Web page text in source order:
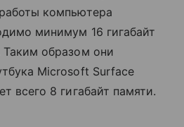
компьютера
минимум 16 гигабайт
Таким образом они
Microsoft Surface
всего 8 гигабайт памяти.